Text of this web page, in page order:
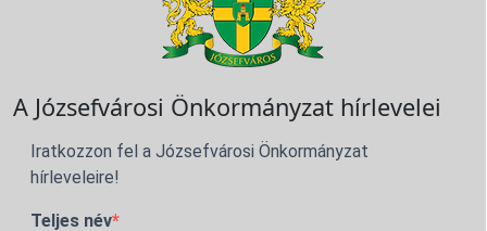
A Józsefvárosi Önkormányzat hírlevelei
Iratkozzon fel a Józsefvárosi Önkormányzat
hírleveleire!
Teljes név